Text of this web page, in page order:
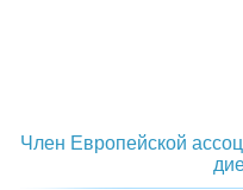
Член Европейской